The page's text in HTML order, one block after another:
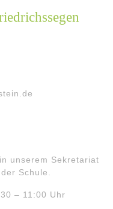
unserem Sekretariat
Schule.
– 11:00 Uhr